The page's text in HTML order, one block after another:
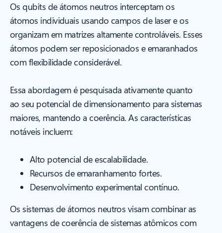
Os qubits de átomos neutros interceptam os
átomos individuais usando campos de laser e os
organizam em matrizes altamente controláveis. Esses
átomos podem ser reposicionados e emaranhados
com flexibilidade considerável.
Essa abordagem é pesquisada ativamente quanto
ao seu potencial de dimensionamento para sistemas
maiores, mantendo a coerência. As características
notáveis incluem:
Alto potencial de escalabilidade.
Recursos de emaranhamento fortes.
Desenvolvimento experimental contínuo.
Os sistemas de átomos neutros visam combinar as
vantagens de coerência de sistemas atômicos com